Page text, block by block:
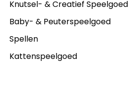
Knutsel- & Creatief Speelgoed
Baby- & Peuterspeelgoed
Spellen
Kattenspeelgoed